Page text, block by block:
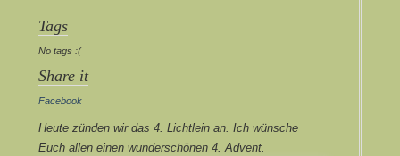
Tags
No tags :(
Share it
Facebook
Heute zünden wir das 4. Lichtlein an. Ich wünsche
Euch allen einen wunderschönen 4. Advent.